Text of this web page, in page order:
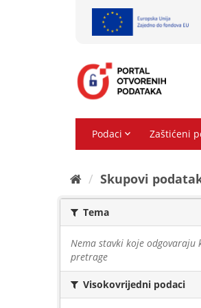
Skupovi
Tema
Nema stavki koje
pretrage
Visokovrijedni podaci